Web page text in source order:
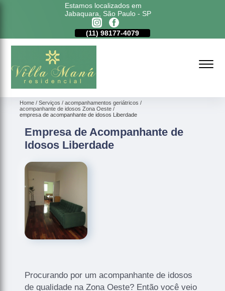
Estamos localizados em
Jabaquara, São Paulo - SP
(11)98177-4079
Home Serviços
acompanhamentos geriátricos
acompanhante de idosos Zona Oeste
empresa de acompanhante de idosos Liberdade
Empresa de Acompanhante de
Idosos Liberdade
Procurando por um acompanhante de idosos
de qualidade na Zona Oeste? Então você veio